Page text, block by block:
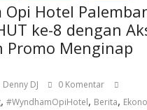
Opi Hotel
ke-8 dengan
Promo Menginap
Denny DJ
0 Komentar
, #WyndhamOpiHotel, Berita,